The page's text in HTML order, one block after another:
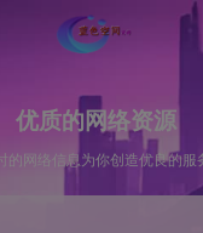
优质的网络资源
的网络信息为你创造优良的服